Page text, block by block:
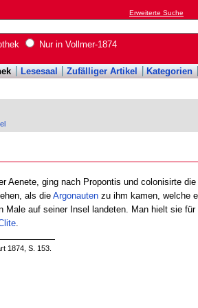
Erweiterte Suche
Nur in Vollmer-1874
Lesesaal Zufälliger Artikel Kategorien
Aenete, ging nach Propontis und colonisirte
als die Argonautenzu ihm kamen, welche
auf seiner Insel landeten. Man hielt sie
.
1874, S. 153.